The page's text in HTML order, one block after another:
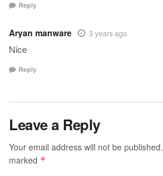
Reply
Aryan manware 3 years ago
Nice
Reply
Leave a Reply
Your email address will not be published.
marked *